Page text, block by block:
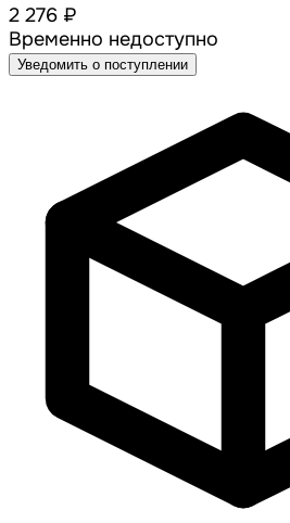
2 276 ₽
Временно недоступно
Уведомить о поступлении